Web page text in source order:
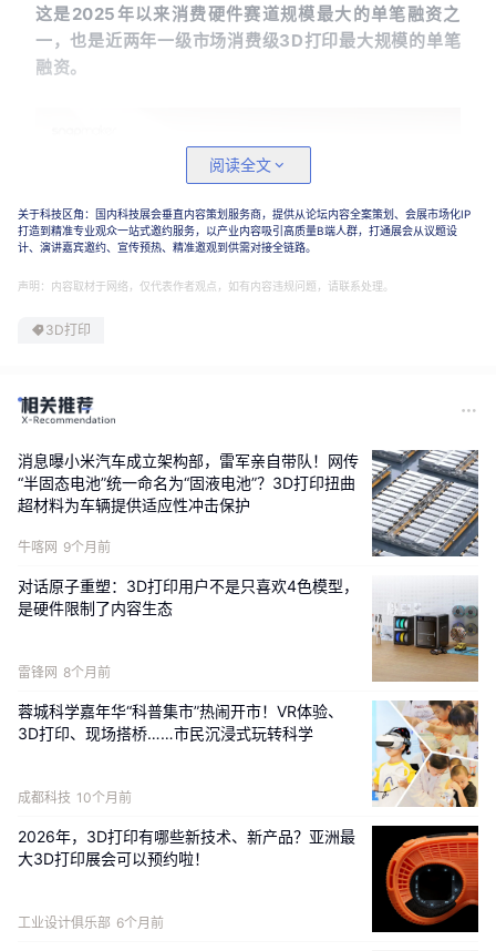
这是2025年以来消费硬件赛道规模最大的单笔融资之
一，也是近两年一级市场消费级3D打印最大规模的单笔
融资。
营收同比增长10倍。
过去十年，消费级3D打印经历了从概念到落地的完整周
期。不过长期以来，单色、单材料的产品体验将其局限
东西"不够好看、不够好用"，是制约市场破圈的核心瓶
颈。
"多色多材"打印技术的成熟，正在打破这一瓶颈，也是
U1破局市场的关键。当一台桌面设备能够同时实现多色
外观与多材内里的结合，3D打印的输出物将具备接近消
费品的品质——不再是"打印一个单色零件再进行组
装"，而是"直接创造出一个可即刻使用的彩色成品"。
这一变化的意义在于技术体验能够跨过"够用"门槛，迎
接更大的消费级市场。
多色多材料已成为消费级3D打印的共识方向。然而，当
前行业主流方案依赖单喷头反复换料，每次换色都需要
阅读全文
关于科技区角：国内科技展会垂直内容策划服务商，提供从论坛内容全案策划、会展市场化IP
打造到精准专业观众一站式邀约服务，以产业内容吸引高质量B端人群，打通展会从议题设
计、演讲嘉宾邀约、宣传预热、精准邀观到供需对接全链路。
声明：内容取材于网络，仅代表作者观点，如有内容违规问题，请联系处理。
3D打印
消息曝小米汽车成立架构部，雷军亲自带队！网传
“半固态电池”统一命名为“固液电池”？3D打印扭曲
超材料为车辆提供适应性冲击保护
牛喀网 9个月前
对话原子重塑：3D打印用户不是只喜欢4色模型，
是硬件限制了内容生态
雷锋网 8个月前
蓉城科学嘉年华“科普集市”热闹开市！VR体验、
3D打印、现场搭桥……市民沉浸式玩转科学
成都科技 10个月前
2026年，3D打印有哪些新技术、新产品？亚洲最
大3D打印展会可以预约啦！
工业设计俱乐部 6个月前